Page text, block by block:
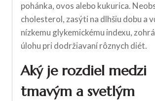
pohánka, ovos alebo kukurica.
cholesterol, zasýti na dlhšiu dobu a
nízkemu glykemickému indexu,
úlohu pri dodržiavaní rôznych diét.
Aký je rozdiel medzi
tmavým a svetlým